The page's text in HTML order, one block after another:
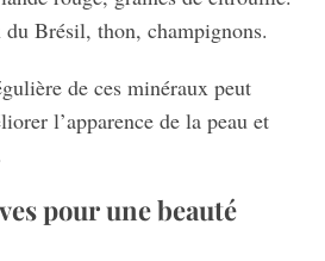
Brésil, thon, champignons.
de ces minéraux peut
l’apparence de la peau et
pour une beauté